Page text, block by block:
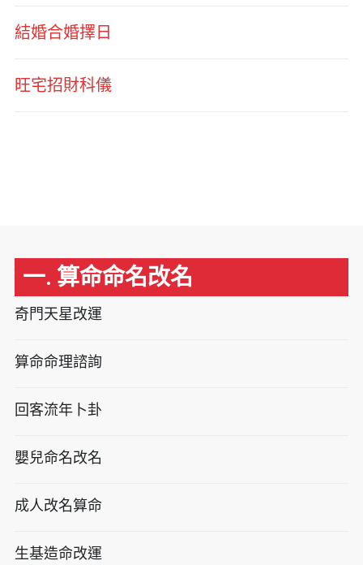
結婚合婚擇日
旺宅招財科儀
一. 算命命名改名
奇門天星改運
算命命理諮詢
回客流年卜卦
嬰兒命名改名
成人改名算命
生基造命改運